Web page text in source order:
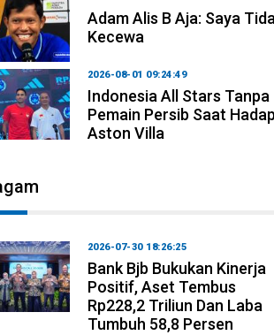
Adam Alis B Aja: Saya
Kecewa
2026-08-01 09:24:49
Indonesia All Stars Tanpa
Pemain Persib Saat
Aston Villa
2026-07-30 18:26:25
Bank Bjb Bukukan Kinerja
Positif, Aset Tembus
Rp228,2 Triliun Dan Laba
Tumbuh 58,8 Persen